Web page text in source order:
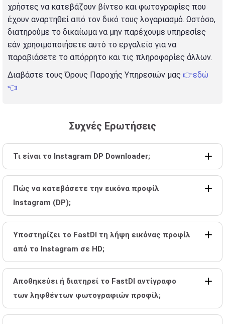
χρήστες να κατεβάζουν βίντεο και φωτογραφίες που
έχουν αναρτηθεί από τον δικό τους λογαριασμό. Ωστόσο,
διατηρούμε το δικαίωμα να μην παρέχουμε υπηρεσίες
εάν χρησιμοποιήσετε αυτό το εργαλείο για να
παραβιάσετε το απόρρητο και τις πληροφορίες άλλων.
Διαβάστε τους Όρους Παροχής Υπηρεσιών μας 👉εδώ
👈
Συχνές Ερωτήσεις
Τι είναι το Instagram DP Downloader;
Πώς να κατεβάσετε την εικόνα προφίλ
Instagram (DP);
Υποστηρίζει το FastDl τη λήψη εικόνας προφίλ
από το Instagram σε HD;
Αποθηκεύει ή διατηρεί το FastDl αντίγραφο
των ληφθέντων φωτογραφιών προφίλ;